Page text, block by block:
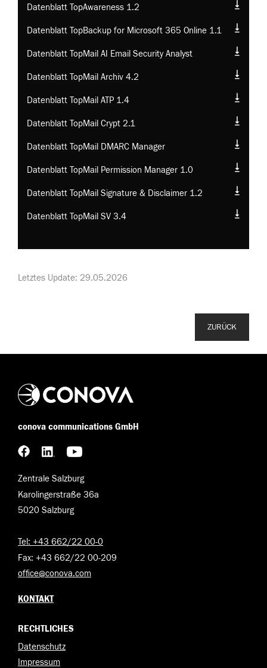
Datenblatt TopAwareness 1.2
Datenblatt TopBackup for Microsoft 365 Online 1.1
Datenblatt TopMail AI Email Security Analyst
Datenblatt TopMail Archiv 4.2
Datenblatt TopMail ATP 1.4
Datenblatt TopMail Crypt 2.1
Datenblatt TopMail DMARC Manager
Datenblatt TopMail Permission Manager 1.0
Datenblatt TopMail Signature & Disclaimer 1.2
Datenblatt TopMail SV 3.4
Letztes Update: 29.05.2026
ZURÜCK
conova communications GmbH
Zentrale Salzburg
Karolingerstraße 36a
5020 Salzburg
Tel: +43 662/22 00-0
Fax: +43 662/22 00-209
office@conova.com
KONTAKT
RECHTLICHES
Datenschutz
Impressum